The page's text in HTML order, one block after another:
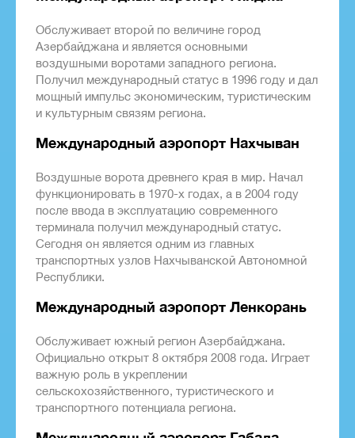
Обслуживает второй по величине город
Азербайджана и является основными
воздушными воротами западного региона.
Получил международный статус в 1996 году и дал
мощный импульс экономическим, туристическим
и культурным связям региона.
Международный аэропорт Нахчыван
Воздушные ворота древнего края в мир. Начал
функционировать в 1970-х годах, а в 2004 году
после ввода в эксплуатацию современного
терминала получил международный статус.
Сегодня он является одним из главных
транспортных узлов Нахчыванской Автономной
Республики.
Международный аэропорт Ленкорань
Обслуживает южный регион Азербайджана.
Официально открыт 8 октября 2008 года. Играет
важную роль в укреплении
сельскохозяйственного, туристического и
транспортного потенциала региона.